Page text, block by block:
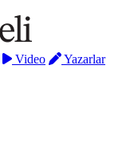
Video
Yazarlar